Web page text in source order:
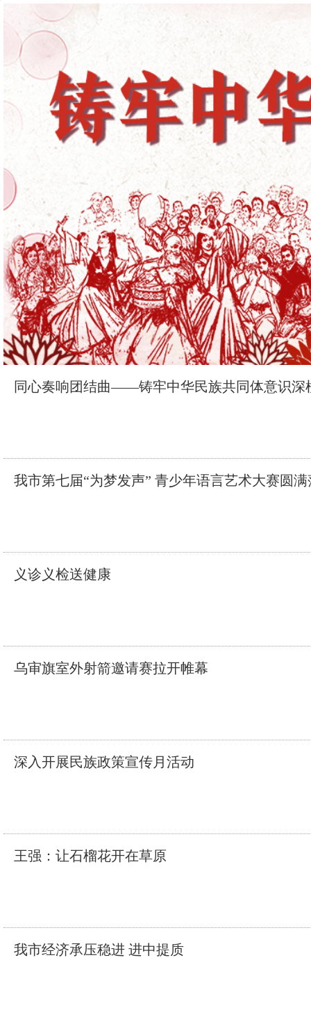
同心奏响团结曲——铸牢中华民族共同体意识深
我市第七届“为梦发声” 青少年语言艺术大赛圆满
义诊义检送健康
乌审旗室外射箭邀请赛拉开帷幕
深入开展民族政策宣传月活动
王强：让石榴花开在草原
我市经济承压稳进 进中提质